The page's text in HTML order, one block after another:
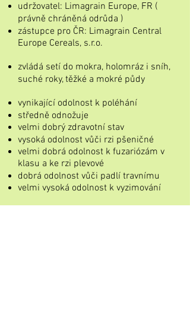
udržovatel: Limagrain Europe, FR (
právně chráněná odrůda )
zástupce pro ČR: Limagrain Central
Europe Cereals, s.r.o.
zvládá setí do mokra, holomráz i sníh,
suché roky, těžké a mokré půdy
vynikající odolnost k poléhání
středně odnožuje
velmi dobrý zdravotní stav
vysoká odolnost vůči rzi pšeničné
velmi dobrá odolnost k fuzariózám v
klasu a ke rzi plevové
dobrá odolnost vůči padlí travnímu
velmi vysoká odolnost k vyzimování